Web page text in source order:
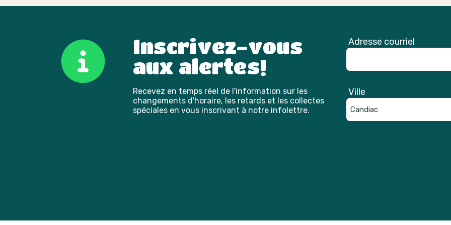
Inscrivez-vous
aux alertes!
Recevez en temps réel de l'information sur les
changements d'horaire, les retards et les collectes
spéciales en vous inscrivant à notre infolettre.
Adresse courriel
Ville